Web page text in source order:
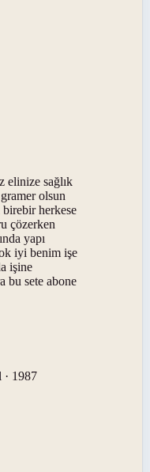
elinize sağlık
olsun
herkese
çözerken
yapı
iyi benim işe
işine
bu sete abone
· 1987